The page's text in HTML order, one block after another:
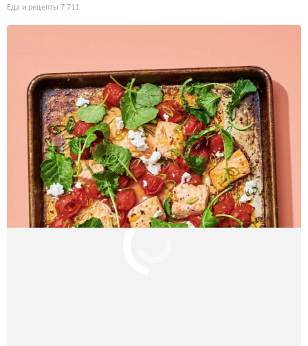
Еда и рецепты 7 711